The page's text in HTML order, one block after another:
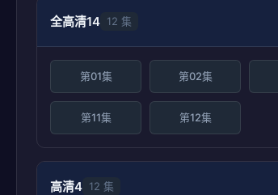
全高清14 12 集
第01集 第02集
第11集 第12集
高清4 12 集